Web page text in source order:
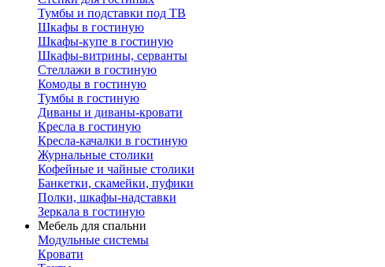
Тумбы и подставки под ТВ
Шкафы в гостиную
Шкафы-купе в гостиную
Шкафы-витрины, серванты
Стеллажи в гостиную
Комоды в гостиную
Тумбы в гостиную
Диваны и диваны-кровати
Кресла в гостиную
Кресла-качалки в гостиную
Журнальные столики
Кофейные и чайные столики
Банкетки, скамейки, пуфики
Полки, шкафы-надставки
Зеркала в гостиную
Мебель для спальни
Модульные системы
Кровати